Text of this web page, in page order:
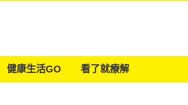
健康生活GO 看了就療解